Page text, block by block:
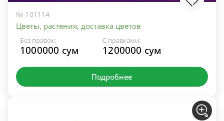
№ 101114
Цветы, растения, доставка цветов
Без правок:
1000000 сум
С правками:
1200000 сум
Подробнее